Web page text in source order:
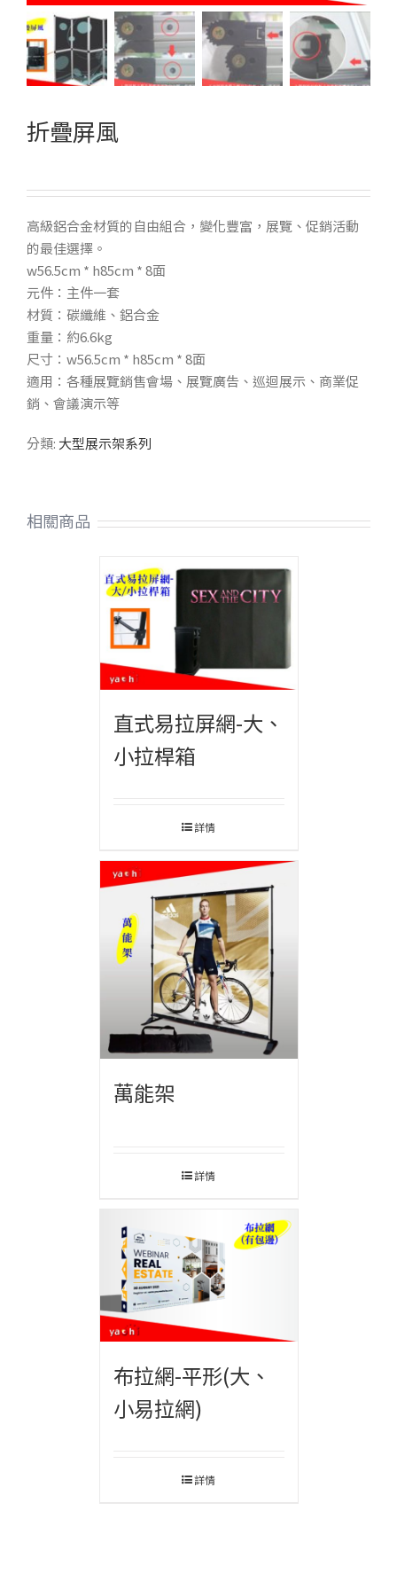
折疊屏風
高級鋁合金材質的自由組合，變化豐富，展覽、促銷活動
的最佳選擇。
w56.5cm * h85cm * 8面
元件：主件一套
材質：碳纖維、鋁合金
重量：約6.6kg
尺寸：w56.5cm * h85cm * 8面
適用：各種展覽銷售會場、展覽廣告、巡迴展示、商業促
銷、會議演示等
分類: 大型展示架系列
相關商品
直式易拉屏網-大、
小拉桿箱
詳情
萬能架
詳情
布拉網-平形(大、
小易拉網)
詳情